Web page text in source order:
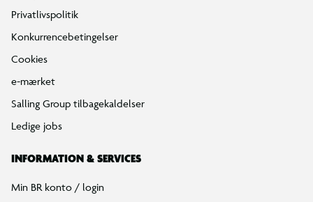
Privatlivspolitik
Konkurrencebetingelser
Cookies
e-mærket
Salling Group tilbagekaldelser
Ledige jobs
INFORMATION & SERVICES
Min BR konto / login